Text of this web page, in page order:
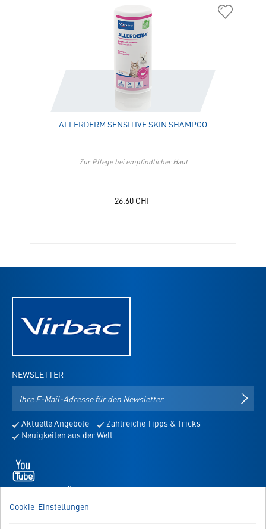
400306
ALLERDERM SENSITIVE SKIN SHAMPOO
Zur Pflege bei empfindlicher Haut
26.60 CHF
Cookie-Einstellungen
NEWSLETTER
Mail-
für
den
Aktuelle Angebote
Zahlreiche Tipps & Tricks
Neuigkeiten aus der Welt
öffnet
neuem
WIR SIND FÜR SIE DA!
Sie haben Fragen, Anregungen oder Ähnliches? Dann schreiben